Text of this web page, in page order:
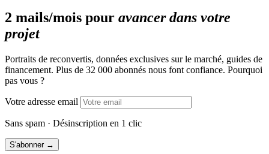
2 mails/mois pour avancer dans votre
projet
Portraits de reconvertis, données exclusives sur le marché, guides de
financement. Plus de 32 000 abonnés nous font confiance. Pourquoi
pas vous ?
Votre adresse email
Sans spam · Désinscription en 1 clic
S'abonner →